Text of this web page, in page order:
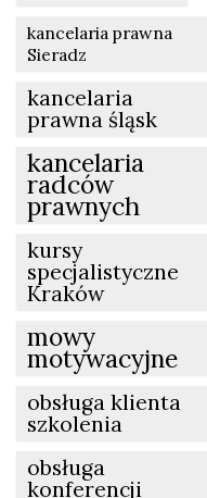
kancelaria prawna
Sieradz
kancelaria
prawna śląsk
kancelaria
radców
prawnych
kursy
specjalistyczne
Kraków
mowy
motywacyjne
obsługa klienta
szkolenia
obsługa
konferencji